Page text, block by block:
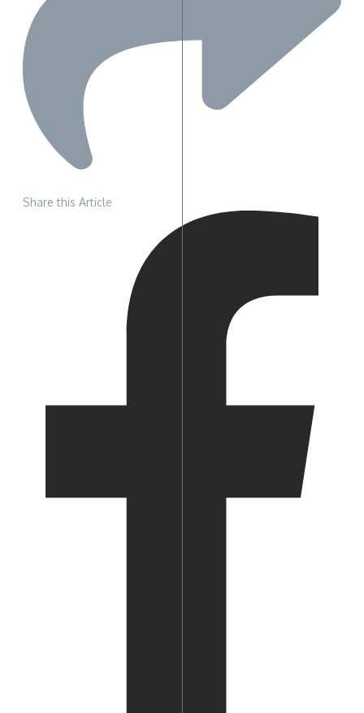
Share this Article